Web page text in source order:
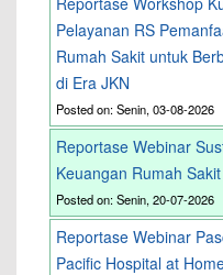
Pelayanan RS
Rumah Sakit untuk
di Era JKN
Posted on: Senin, 03-08-2026
Reportase Webinar
Keuangan Rumah
Posted on: Senin, 20-07-2026
Reportase Webinar
Pacific Hospital at